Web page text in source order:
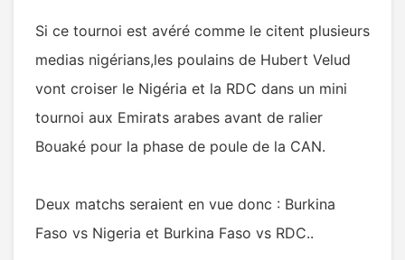
Si ce tournoi est avéré comme le citent plusieurs
medias nigérians,les poulains de Hubert Velud
vont croiser le Nigéria et la RDC dans un mini
tournoi aux Emirats arabes avant de ralier
Bouaké pour la phase de poule de la CAN.
Deux matchs seraient en vue donc : Burkina
Faso vs Nigeria et Burkina Faso vs RDC..